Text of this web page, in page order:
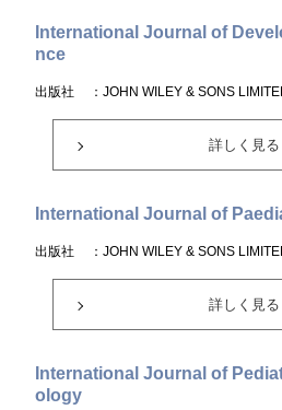
International Journal of
nce
出版社 ：JOHN WILEY & SONS
詳しく見る
International Journal of
出版社 ：JOHN WILEY & SONS
詳しく見る
International Journal of
ology